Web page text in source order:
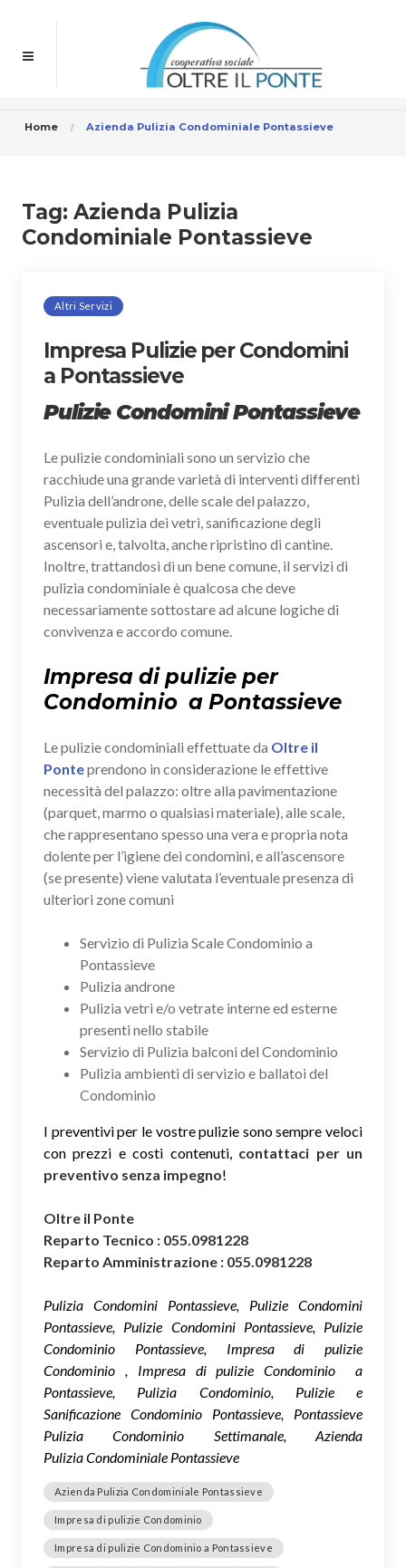
Home Azienda Pulizia Condominiale Pontassieve
Tag: Azienda Pulizia
Condominiale Pontassieve
Altri Servizi
Impresa Pulizie per Condomini
a Pontassieve
Pulizie Condomini Pontassieve
Le pulizie condominiali sono un servizio che
racchiude una grande varietà di interventi differenti
Pulizia dell’androne, delle scale del palazzo,
eventuale pulizia dei vetri, sanificazione degli
ascensori e, talvolta, anche ripristino di cantine.
Inoltre, trattandosi di un bene comune, il servizi di
pulizia condominiale è qualcosa che deve
necessariamente sottostare ad alcune logiche di
convivenza e accordo comune.
Impresa di pulizie per
Condominio a Pontassieve
Le pulizie condominiali effettuate da Oltre il
Ponteprendono in considerazione le effettive
necessità del palazzo: oltre alla pavimentazione
(parquet, marmo o qualsiasi materiale), alle scale,
che rappresentano spesso una vera e propria nota
dolente per l’igiene dei condomini, e all’ascensore
(se presente) viene valutata l’eventuale presenza di
ulteriori zone comuni
Servizio di Pulizia Scale Condominio a
Pontassieve
Pulizia androne
Pulizia vetri e/o vetrate interne ed esterne
presenti nello stabile
Servizio di Pulizia balconi del Condominio
Pulizia ambienti di servizio e ballatoi del
Condominio
I preventivi per le vostre pulizie sono sempre veloci
con prezzi e costi contenuti, contattaci per un
preventivo senza impegno!
Oltre il Ponte
Reparto Tecnico : 055.0981228
Reparto Amministrazione : 055.0981228
Pulizia Condomini Pontassieve, Pulizie Condomini
Pontassieve, Pulizie Condomini Pontassieve, Pulizie
Condominio Pontassieve, Impresa di pulizie
Condominio , Impresa di pulizie Condominio a
Pontassieve, Pulizia Condominio, Pulizie e
Sanificazione Condominio Pontassieve, Pontassieve
Pulizia Condominio Settimanale, Azienda
Pulizia Condominiale Pontassieve
Azienda Pulizia Condominiale Pontassieve
Impresa di pulizie Condominio
Impresa di pulizie Condominio a Pontassieve